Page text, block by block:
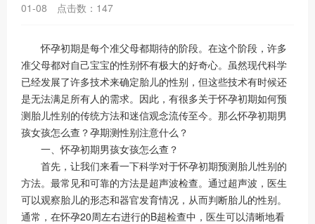
01-08
点击数： 147
怀孕初期是每个准父母都期待的阶段。在这个阶段，许多
准父母都对自己宝宝的性别怀有极大的好奇心。虽然现代科学
已经发展了许多技术来确定胎儿的性别，但这些技术有时候还
是无法满足所有人的需求。因此，有很多关于怀孕初期如何预
测胎儿性别的传统方法和迷信观念流传至今。那么怀孕初期男
孩女孩怎么查？孕期测性别注意什么？
一、怀孕初期男孩女孩怎么查？
首先，让我们来看一下科学对于怀孕初期预测胎儿性别的
方法。最常见和可靠的方法是超声波检查。通过超声波，医生
可以观察胎儿的形态和器官发育情况，从而判断胎儿的性别。
通常，在怀孕20周左右进行的B超检查中，医生可以清晰地看